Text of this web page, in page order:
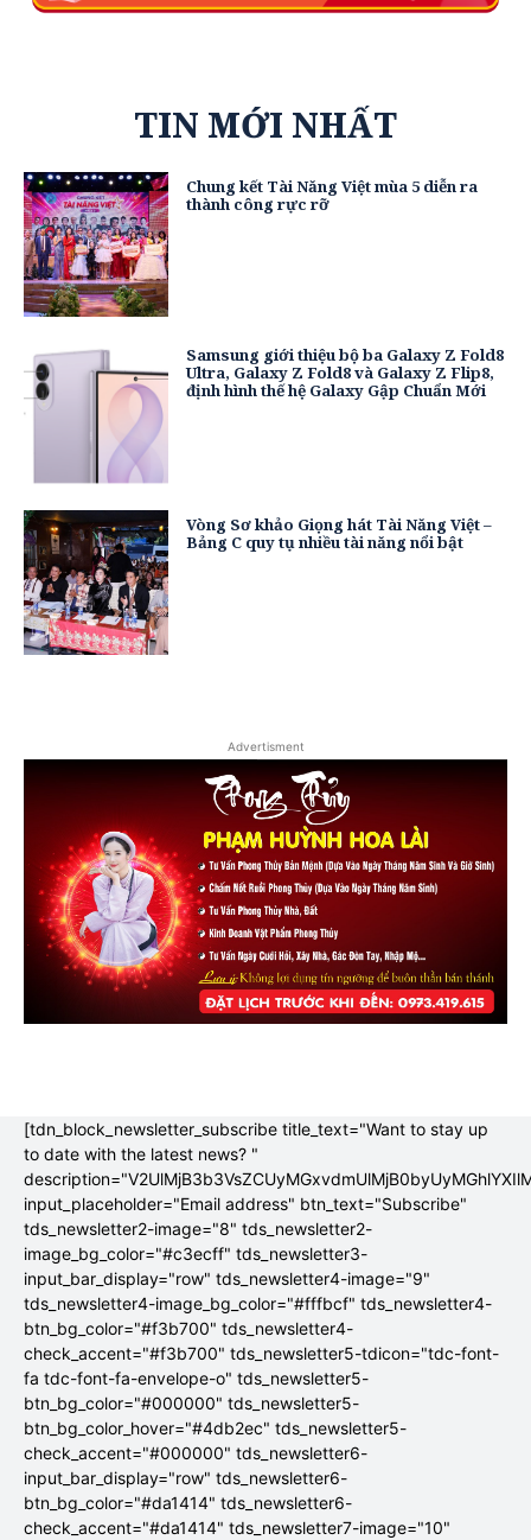
TIN MỚI NHẤT
Chung kết Tài Năng Việt mùa 5 diễn ra
thành công rực rỡ
Samsung giới thiệu bộ ba Galaxy Z Fold8
Ultra, Galaxy Z Fold8 và Galaxy Z Flip8,
định hình thế hệ Galaxy Gập Chuẩn Mới
Vòng Sơ khảo Giọng hát Tài Năng Việt –
Bảng C quy tụ nhiều tài năng nổi bật
Advertisment
[tdn_block_newsletter_subscribe title_text="Want to stay up
to date with the latest news? "
input_placeholder="Email address" btn_text="Subscribe"
tds_newsletter2-image="8" tds_newsletter2-
image_bg_color="#c3ecff" tds_newsletter3-
input_bar_display="row" tds_newsletter4-image="9"
tds_newsletter4-image_bg_color="#fffbcf" tds_newsletter4-
btn_bg_color="#f3b700" tds_newsletter4-
check_accent="#f3b700" tds_newsletter5-tdicon="tdc-font-
fa tdc-font-fa-envelope-o" tds_newsletter5-
btn_bg_color="#000000" tds_newsletter5-
btn_bg_color_hover="#4db2ec" tds_newsletter5-
check_accent="#000000" tds_newsletter6-
input_bar_display="row" tds_newsletter6-
btn_bg_color="#da1414" tds_newsletter6-
check_accent="#da1414" tds_newsletter7-image="10"